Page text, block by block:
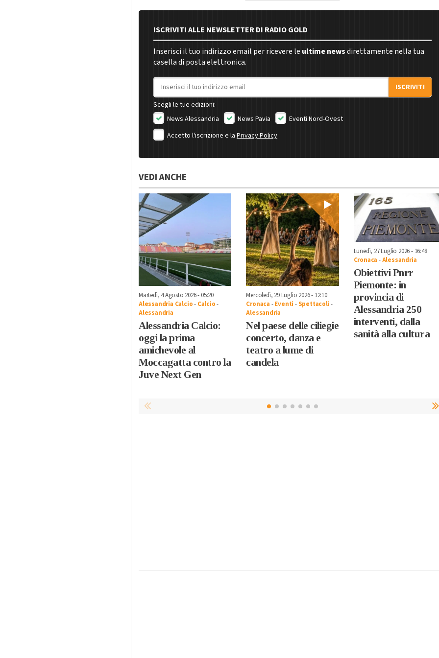
ISCRIVITI ALLE NEWSLETTER DI RADIO GOLD
Inserisci il tuo indirizzo email per ricevere le ultime newsdirettamente nella tua
casella di posta elettronica.
Indirizzo email
ISCRIVITI
Scegli le tue edizioni:
News Alessandria
News Pavia
Eventi Nord-Ovest
Accetto l'iscrizione e la Privacy Policy
VEDI ANCHE
Martedì, 4 Agosto 2026 - 05:20
Alessandria Calcio- Calcio-
Alessandria
Alessandria Calcio:
oggi la prima
amichevole al
Moccagatta contro la
Juve Next Gen
Mercoledì, 29 Luglio 2026 - 12:10
Cronaca -Eventi -Spettacoli-
Alessandria
Nel paese delle ciliegie
concerto, danza e
teatro a lume di
candela
Lunedì, 27 Luglio 2026 - 16:48
Cronaca -Alessandria
Obiettivi Pnrr
Piemonte: in
provincia di
Alessandria 250
interventi, dalla
sanità alla cultura